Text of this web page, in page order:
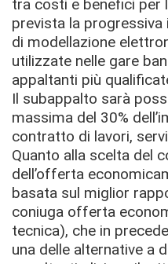
tra costi e benefici per
prevista la
di modellazione
utilizzate nelle gare
appaltanti più
Il subappalto sarà
massima del 30%
contratto di lavori,
Quanto alla scelta del
dell’offerta
basata sul miglior
coniuga offerta
tecnica), che in
una delle alternative a